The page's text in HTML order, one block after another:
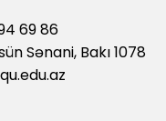
69 86
Sənani, Bakı 1078